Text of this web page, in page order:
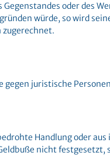
oder des
würde, so wird
gegen juristische
Handlung oder
nicht festgesetzt,